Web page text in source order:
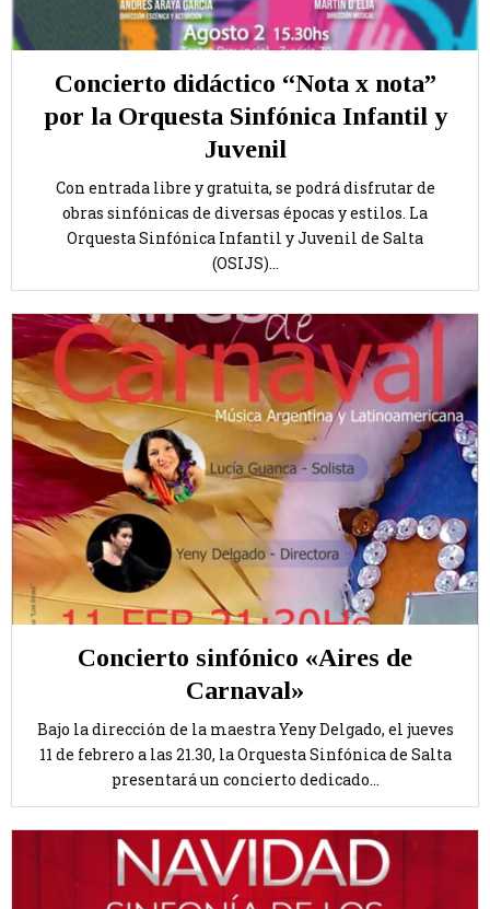
Concierto didáctico “Nota x nota”
por la Orquesta Sinfónica Infantil y
Juvenil
Con entrada libre y gratuita, se podrá disfrutar de
obras sinfónicas de diversas épocas y estilos. La
Orquesta Sinfónica Infantil y Juvenil de Salta
(OSIJS)...
Concierto sinfónico «Aires de
Carnaval»
Bajo la dirección de la maestra Yeny Delgado, el jueves
11 de febrero a las 21.30, la Orquesta Sinfónica de Salta
presentará un concierto dedicado...